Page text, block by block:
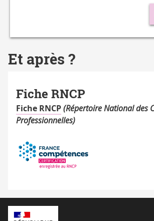
Et après ?
Fiche RNCP
Fiche RNCP(Répertoire National des
Professionnelles)